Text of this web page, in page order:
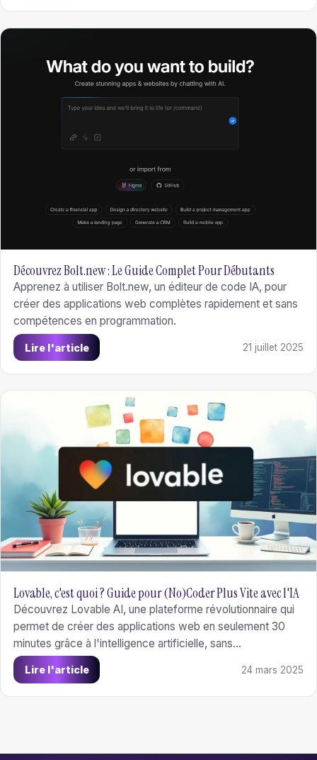
Découvrez Bolt.new : Le Guide Complet Pour Débutants
Apprenez à utiliser Bolt.new, un éditeur de code IA, pour
créer des applications web complètes rapidement et sans
compétences en programmation.
Lire l'article 21 juillet 2025
Lovable, c'est quoi ? Guide pour (No)Coder Plus Vite avec l'IA
Découvrez Lovable AI, une plateforme révolutionnaire qui
permet de créer des applications web en seulement 30
minutes grâce à l'intelligence artificielle, sans
compétences en programmation.
Lire l'article 24 mars 2025